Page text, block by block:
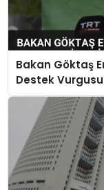
Bakan Göktaş
Destek Vurgusu